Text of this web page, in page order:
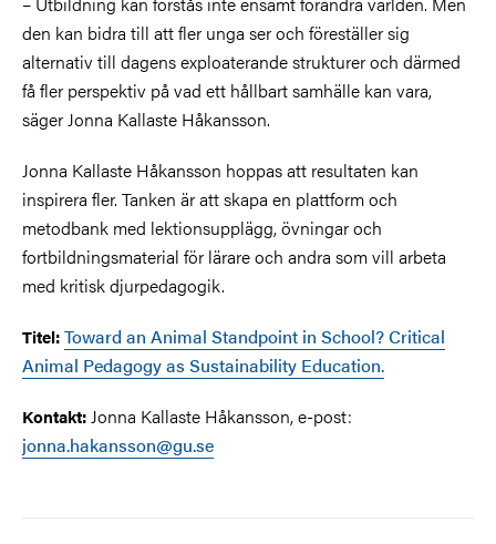
den kan bidra till att fler unga ser och föreställer sig
alternativ till dagens exploaterande strukturer och därmed
få fler perspektiv på vad ett hållbart samhälle kan vara,
säger Jonna Kallaste Håkansson.
Jonna Kallaste Håkansson hoppas att resultaten kan
inspirera fler. Tanken är att skapa en plattform och
metodbank med lektionsupplägg, övningar och
fortbildningsmaterial för lärare och andra som vill arbeta
med kritisk djurpedagogik.
Titel:Toward an Animal Standpoint in School? Critical
Animal Pedagogy as Sustainability Education.
Kontakt: Jonna Kallaste Håkansson, e-post:
jonna.hakansson@gu.se